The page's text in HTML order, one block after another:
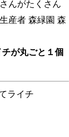
んがたくさん
産者 森緑園 森
が丸ごと１個
ライチ